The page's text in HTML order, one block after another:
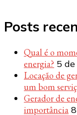
Posts
Qual é o
energia? 5
Locação de
um bom
Gerador de
importância